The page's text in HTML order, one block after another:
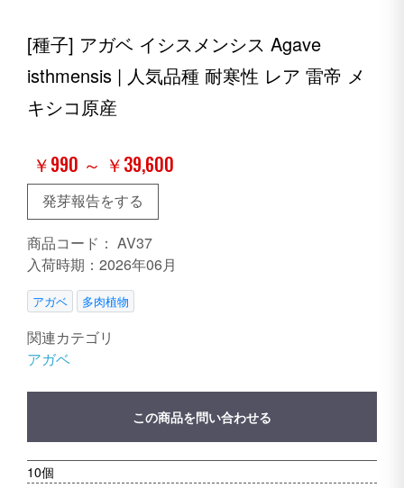
[種子] アガベ イシスメンシス Agave
isthmensis | 人気品種 耐寒性 レア 雷帝 メ
キシコ原産
￥990 ～ ￥39,600
発芽報告をする
商品コード： AV37
入荷時期：2026年06月
アガベ 多肉植物
関連カテゴリ
アガベ
この商品を問い合わせる
10個